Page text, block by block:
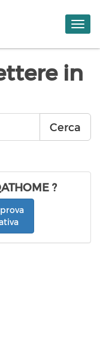
in
?